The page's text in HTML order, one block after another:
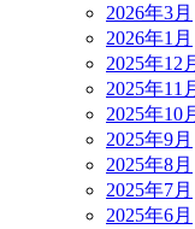
2026年3月
2026年1月
2025年12
2025年11
2025年10
2025年9月
2025年8月
2025年7月
2025年6月